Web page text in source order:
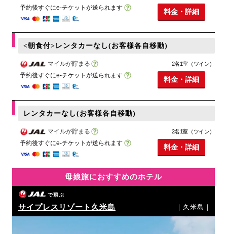
予約後すぐにe-チケットが送られます
料金・詳細
<朝食付>レンタカーなし(お客様各自移動)
マイルが貯まる
予約後すぐにe-チケットが送られます
2名1室（ツイン）
料金・詳細
レンタカーなし(お客様各自移動)
マイルが貯まる
予約後すぐにe-チケットが送られます
2名1室（ツイン）
料金・詳細
母娘旅におすすめのホテル
で飛ぶ
サイプレスリゾート久米島 ｜久米島｜